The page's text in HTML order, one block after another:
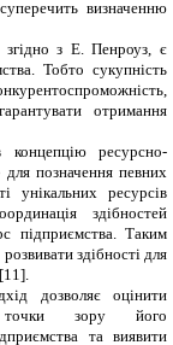
визначенню
згідно з Е. Пенроуз, є
Тобто сукупність
отримання
ресурсно-
для позначення певних
унікальних ресурсів
здібностей
підприємства. Таким
здібності для
1 ].
дозволяє оцінити
точки зору його
та виявити